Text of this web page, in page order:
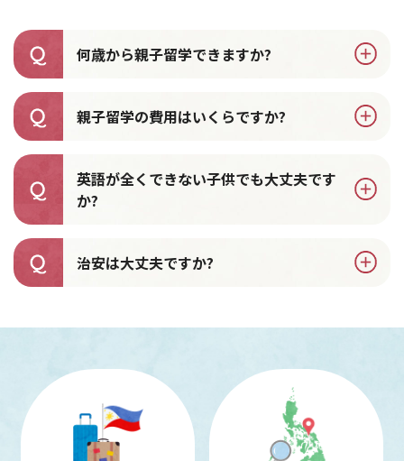
何歳から親子留学できますか?
親子留学の費用はいくらですか?
英語が全くできない子供でも大丈夫です
か?
治安は大丈夫ですか?